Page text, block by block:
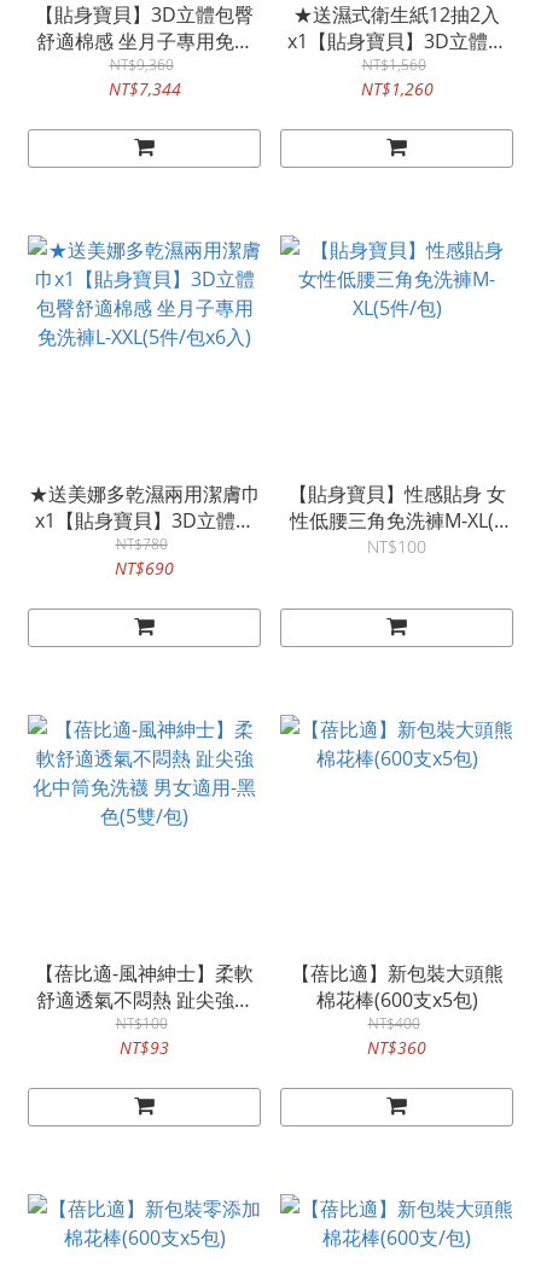
【貼身寶貝】3D立體包臀
舒適棉感 坐月子專用免洗
褲L-XXL(5件/包x72入)-箱購
NT$9,360
NT$7,344
★送濕式衛生紙12抽2入
x1【貼身寶貝】3D立體包
臀舒適棉感 坐月子專用免
洗褲L-XXL(5件/包x12入)
NT$1,560
NT$1,260
★送美娜多乾濕兩用潔膚巾
x1【貼身寶貝】3D立體包
臀舒適棉感 坐月子專用免
洗褲L-XXL(5件/包x6入)
NT$780
NT$690
【貼身寶貝】性感貼身 女
性低腰三角免洗褲M-XL(5
件/包)
NT$100
【蓓比適-風神紳士】柔軟
舒適透氣不悶熱 趾尖強化
中筒免洗襪 男女適用-黑色
(5雙/包)
NT$100
NT$93
【蓓比適】新包裝大頭熊
棉花棒(600支x5包)
NT$400
NT$360